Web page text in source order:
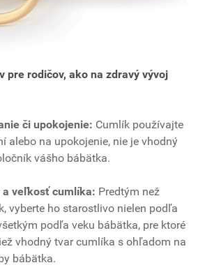
pre rodičov, ako na zdravý vývoj
či upokojenie: Cumlík používajte
alebo na upokojenie, nie je vhodný
vášho bábätka.
a veľkosť cumlíka: Predtým než
vyberte ho starostlivo nielen podľa
podľa veku bábätka, pre ktoré
vhodný tvar cumlíka s ohľadom na
bábätka.